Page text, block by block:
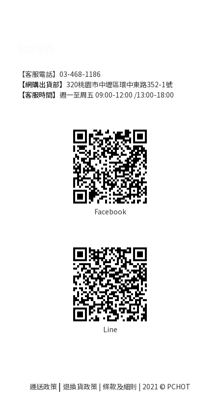
【客服電話】03-468-1186
【網購出貨部】 320桃園市中壢區環中東路352-1號
【客服時間】 週一至周五 09:00-12:00 /13:00-18:00
Facebook
Line
運送政策 | 退換貨政策 | 條款及細則 | 2021 © PCHOT